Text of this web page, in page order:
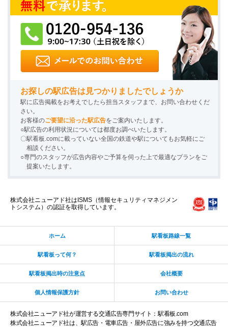
お探しの駅広告は見つかりましたでしょうか
駅に広告掲載をお考えでしたら担当スタッフまで、お問い合わせくだ
さい。
お客様のご要望に沿った駅広告をご案内いたします。
○駅広告の利用状況については都度お調べいたします。
〇駅看板.comに載っていない全国の鉄道や駅についてもお気軽にご
相談ください。
○専門のスタッフが広告内容やご予算を伺った上で最適なプランをご
提案いたします。
株式会社ニューアド社はISMS（情報セキュリティマネジメン
トシステム）の認証を取得しています。
ホーム 駅看板路線一覧
駅看板って何？ 駅看板掲出の流れ
駅看板掲出時の注意点 会社概要
個人情報保護方針 お問い合わせ
株式会社ニューアド社が運営する交通広告専門サイト：駅看板.com
株式会社ニューアド社は、駅広告・電車広告・屋外広告に強みを持つ交通広告